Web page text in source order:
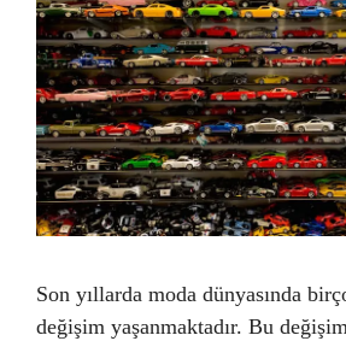
Son yıllarda moda dünyasında
değişim yaşanmaktadır. Bu